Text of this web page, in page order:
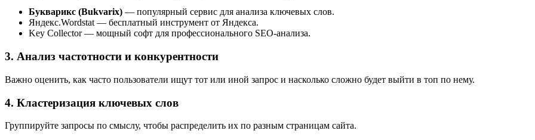
Букварикс (Bukvarix) — популярный сервис для анализа ключевых слов.
Яндекс.Wordstat — бесплатный инструмент от Яндекса.
Key Collector — мощный софт для профессионального SEO-анализа.
3. Анализ частотности и конкурентности
Важно оценить, как часто пользователи ищут тот или иной запрос и насколько сложно будет выйти в топ по нему.
4. Кластеризация ключевых слов
Группируйте запросы по смыслу, чтобы распределить их по разным страницам сайта.